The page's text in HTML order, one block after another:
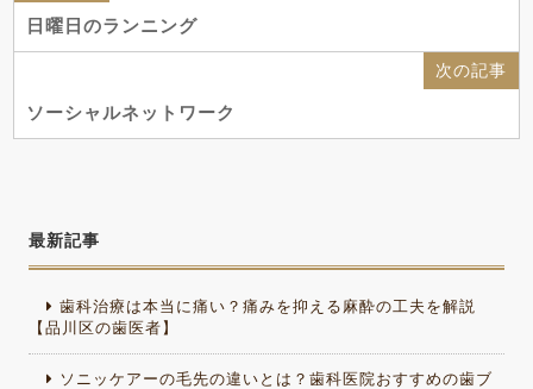
日曜日のランニング
次の記事
ソーシャルネットワーク
最新記事
歯科治療は本当に痛い？痛みを抑える麻酔の工夫を解説
【品川区の歯医者】
ソニッケアーの毛先の違いとは？歯科医院おすすめの歯ブ